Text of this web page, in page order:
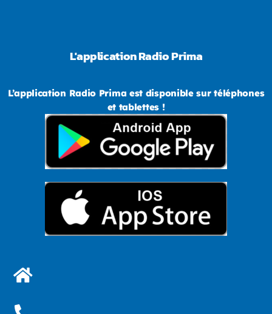
L'application Radio Prima
L’application Radio Prima est disponible sur téléphones
et tablettes !